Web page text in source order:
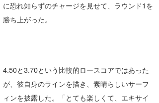
に恐れ知らずのチャージを見せて、ラウンド1を
勝ち上がった。
4.50と3.70という比較的ロースコアではあった
が、彼自身のラインを描き、素晴らしいサーフ
ィンを披露した。「とても楽しくて、エキサイ